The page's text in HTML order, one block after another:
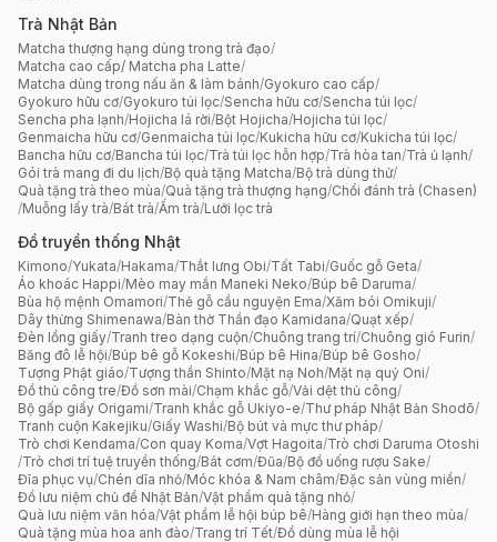
Trà Nhật Bản
Matcha thượng hạng dùng trong trà đạo/
Matcha cao cấp/ Matcha pha Latte/
Matcha dùng trong nấu ăn & làm bánh/Gyokuro cao cấp/
Gyokuro hữu cơ/Gyokuro túi lọc/Sencha hữu cơ/Sencha túi lọc/
Sencha pha lạnh/Hojicha lá rời/Bột Hojicha/Hojicha túi lọc/
Genmaicha hữu cơ/Genmaicha túi lọc/Kukicha hữu cơ/Kukicha túi lọc/
Bancha hữu cơ/Bancha túi lọc/Trà túi lọc hỗn hợp/Trà hòa tan/Trà ủ lạnh/
Gói trà mang đi du lịch/Bộ quà tặng Matcha/Bộ trà dùng thử/
Quà tặng trà theo mùa/Quà tặng trà thượng hạng/Chổi đánh trà (Chasen)
/Muỗng lấy trà/Bát trà/Ấm trà/Lưới lọc trà
Đồ truyền thống Nhật
Kimono/Yukata/Hakama/Thắt lưng Obi/Tất Tabi/Guốc gỗ Geta/
Áo khoác Happi/Mèo may mắn Maneki Neko/Búp bê Daruma/
Bùa hộ mệnh Omamori/Thẻ gỗ cầu nguyện Ema/Xăm bói Omikuji/
Dây thừng Shimenawa/Bàn thờ Thần đạo Kamidana/Quạt xếp/
Đèn lồng giấy/Tranh treo dạng cuộn/Chuông trang trí/Chuông gió Furin/
Băng đô lễ hội/Búp bê gỗ Kokeshi/Búp bê Hina/Búp bê Gosho/
Tượng Phật giáo/Tượng thần Shinto/Mặt nạ Noh/Mặt nạ quỷ Oni/
Đồ thủ công tre/Đồ sơn mài/Chạm khắc gỗ/Vải dệt thủ công/
Bộ gấp giấy Origami/Tranh khắc gỗ Ukiyo-e/Thư pháp Nhật Bản Shodō/
Tranh cuộn Kakejiku/Giấy Washi/Bộ bút và mực thư pháp/
Trò chơi Kendama/Con quay Koma/Vợt Hagoita/Trò chơi Daruma Otoshi
/Trò chơi trí tuệ truyền thống/Bát cơm/Đũa/Bộ đồ uống rượu Sake/
Đĩa phục vụ/Chén dĩa nhỏ/Móc khóa & Nam châm/Đặc sản vùng miền/
Đồ lưu niệm chủ đề Nhật Bản/Vật phẩm quà tặng nhỏ/
Quà lưu niệm văn hóa/Vật phẩm lễ hội búp bê/Hàng giới hạn theo mùa/
Quà tặng mùa hoa anh đào/Trang trí Tết/Đồ dùng mùa lễ hội